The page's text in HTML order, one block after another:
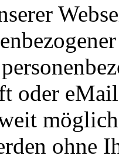
oder
ohne